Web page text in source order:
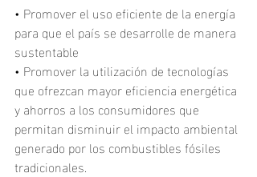
• Promover el uso eficiente de la energía
para que el país se desarrolle de manera
sustentable
• Promover la utilización de tecnologías
que ofrezcan mayor eficiencia energética
y ahorros a los consumidores que
permitan disminuir el impacto ambiental
generado por los combustibles fósiles
tradicionales.